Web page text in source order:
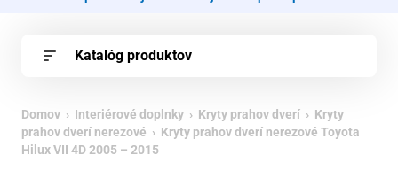
Katalóg produktov
Domov › Interiérové doplnky › Kryty prahov dverí › Kryty
prahov dverí nerezové › Kryty prahov dverí nerezové Toyota
Hilux VII 4D 2005 – 2015